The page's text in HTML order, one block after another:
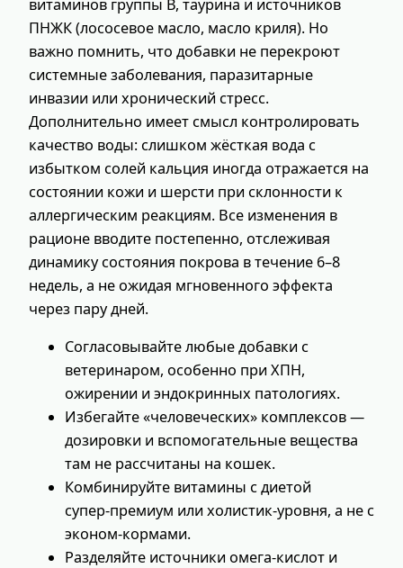
витаминов группы В, таурина и источников
ПНЖК (лососевое масло, масло криля). Но
важно помнить, что добавки не перекроют
системные заболевания, паразитарные
инвазии или хронический стресс.
Дополнительно имеет смысл контролировать
качество воды: слишком жёсткая вода с
избытком солей кальция иногда отражается на
состоянии кожи и шерсти при склонности к
аллергическим реакциям. Все изменения в
рационе вводите постепенно, отслеживая
динамику состояния покрова в течение 6–8
недель, а не ожидая мгновенного эффекта
через пару дней.
Согласовывайте любые добавки с
ветеринаром, особенно при ХПН,
ожирении и эндокринных патологиях.
Избегайте «человеческих» комплексов —
дозировки и вспомогательные вещества
там не рассчитаны на кошек.
Комбинируйте витамины с диетой
супер‑премиум или холистик‑уровня, а не с
эконом‑кормами.
Разделяйте источники омега‑кислот и